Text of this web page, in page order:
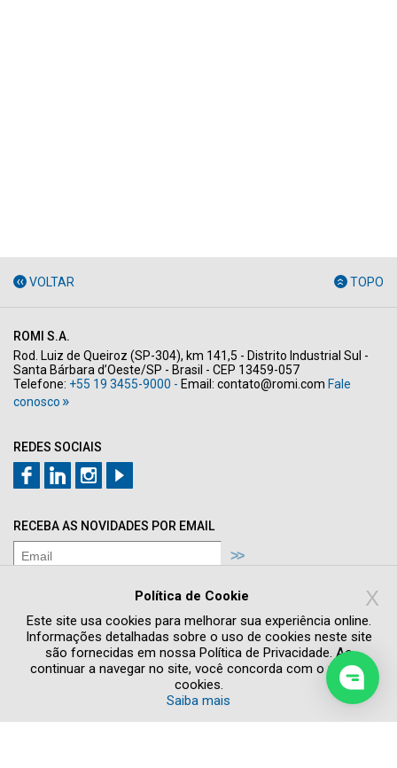
VOLTAR TOPO
REDES SOCIAIS
ROMI S.A.
Rod. Luiz de Queiroz (SP-304), km 141,5 - Distrito Industrial Sul -
Santa Bárbara d’Oeste/SP - Brasil - CEP 13459-057
Telefone: +55 19 3455-9000 - Email: contato@romi.com Fale
conosco
RECEBA AS NOVIDADES POR EMAIL
Quero receber novidades e promoções
Política de Cookie X
Este site usa cookies para melhorar sua experiência online.
Informações detalhadas sobre o uso de cookies neste site
são fornecidas em nossa Política de Privacidade. Ao
continuar a navegar no site, você concorda com o uso de
cookies.
Saiba mais